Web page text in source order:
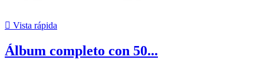
 Vista rápida
Álbum completo con 50...